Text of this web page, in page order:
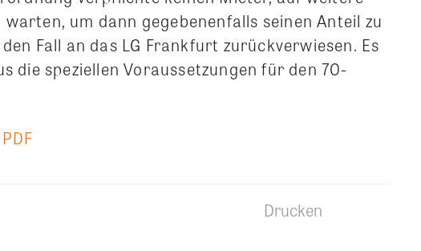
um dann gegebenenfalls seinen Anteil zu
Fall an das LG Frankfurt zurückverwiesen. Es
die speziellen Voraussetzungen für den 70-
Drucken